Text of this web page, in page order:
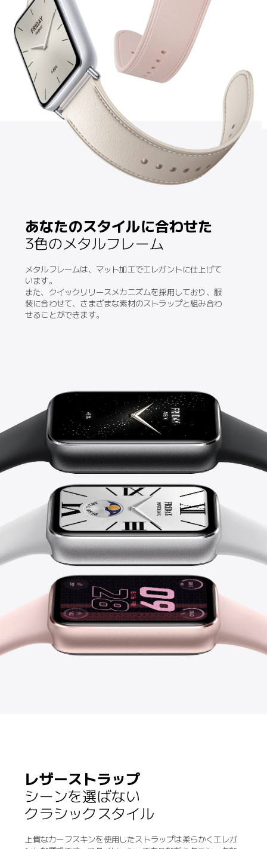
あなたのスタイルに合わせた
3色のメタルフレーム
メタルフレームは、マット加工でエレガントに仕上げて
います。
また、クイックリリースメカニズムを採用しており、服
装に合わせて、さまざまな素材のストラップと組み合わ
せることができます。
レザーストラップ
シーンを選ばない
クラシックスタイル
上質なカーフスキンを使用したストラップは柔らかくエレガ